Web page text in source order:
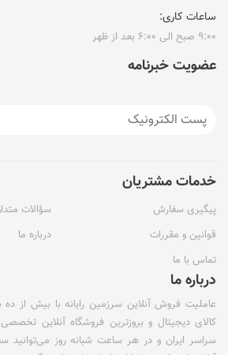
ساعات کاری:
۹:۰۰ صبح الی ۶:۰۰ بعد از ظهر
عضویت خبرنامه
خدمات مشتریان
پیگیری سفارش
سؤالات
قوانین و مقررات
درباره ما
تماس با ما
درباره ما
عاملیت فروش آنلاین سرزمین رایانه با بیش از
کالای دیجیتال و بروزترین فروشگاه آنلاین
سراسر ایران و در هر ساعت شبانه روز